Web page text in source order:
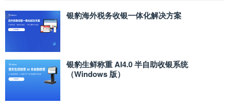
银豹海外税务收银一体化解决方案
银豹生鲜称重 AI4.0 半自助收银系统
（Windows 版）